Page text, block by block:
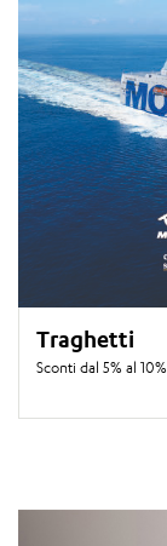
Traghetti
Sconti dal 5% al 10%